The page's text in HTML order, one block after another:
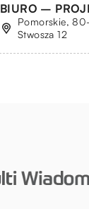
BIURO –
Pomorskie,
Stwosza 12